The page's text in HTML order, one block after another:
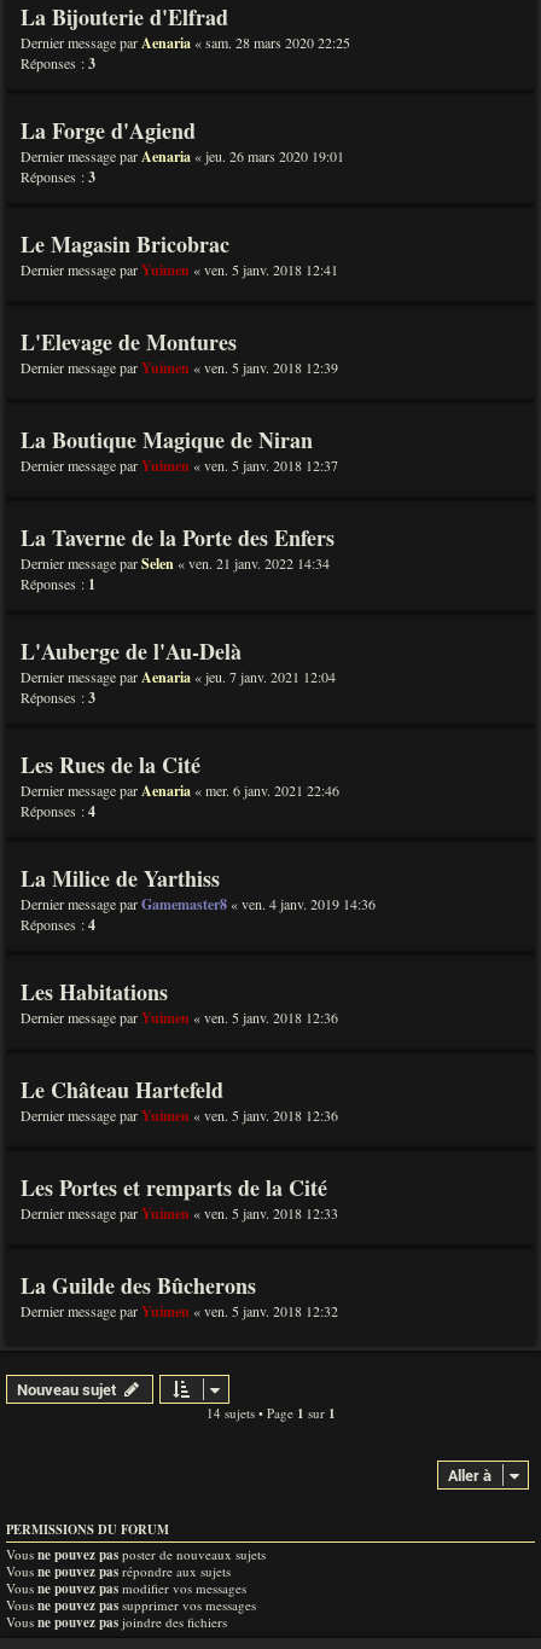
La Bijouterie d'Elfrad
Dernier message parAenaria «sam. 28 mars 2020 22:25
Réponses :3
La Forge d'Agiend
Dernier message parAenaria «jeu. 26 mars 2020 19:01
Réponses :3
Le Magasin Bricobrac
Dernier message parYuimen «ven. 5 janv. 2018 12:41
L'Elevage de Montures
Dernier message parYuimen «ven. 5 janv. 2018 12:39
La Boutique Magique de Niran
Dernier message parYuimen «ven. 5 janv. 2018 12:37
La Taverne de la Porte des Enfers
Dernier message parSelen «ven. 21 janv. 2022 14:34
Réponses : 1
L'Auberge de l'Au-Delà
Dernier message parAenaria «jeu. 7 janv. 2021 12:04
Réponses :3
Les Rues de la Cité
Dernier message parAenaria «mer. 6 janv. 2021 22:46
Réponses :4
La Milice de Yarthiss
Dernier message parGamemaster8 «ven. 4 janv. 2019 14:36
Réponses :4
Les Habitations
Dernier message parYuimen «ven. 5 janv. 2018 12:36
Le Château Hartefeld
Dernier message parYuimen «ven. 5 janv. 2018 12:36
Les Portes et remparts de la Cité
Dernier message parYuimen «ven. 5 janv. 2018 12:33
La Guilde des Bûcherons
Dernier message parYuimen «ven. 5 janv. 2018 12:32
Nouveau sujet
14 sujets • Page 1 sur 1
Aller à
PERMISSIONS DU FORUM
Vous ne pouvez pas poster de nouveaux sujets
Vous ne pouvez pas répondre aux sujets
Vous ne pouvez pas modifier vos messages
Vous ne pouvez pas supprimer vos messages
Vous ne pouvez pas joindre des fichiers